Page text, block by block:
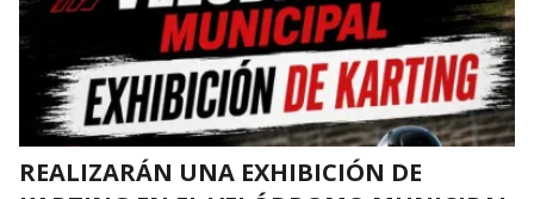
REALIZARÁN UNA EXHIBICIÓN DE